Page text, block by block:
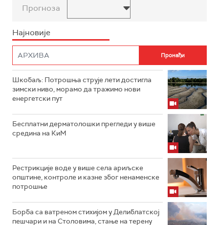
Прогноза
Најновије
Шкобаљ: Потрошња струје лети достигла
зимски ниво, морамо да тражимо нови
енергетски пут
Бесплатни дерматолошки прегледи у више
средина на КиМ
Рестрикције воде у више села ариљске
општине, контроле и казне због ненаменске
потрошње
Борба са ватреном стихијом у Делиблатској
пешчари и на Столовима, стање на терену